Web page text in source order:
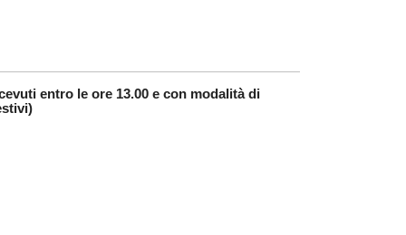
entro le ore 13.00 e con modalità di